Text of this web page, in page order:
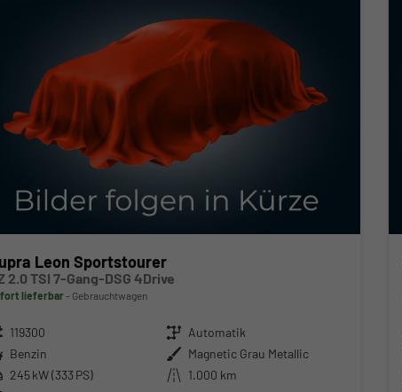
Leon Sportstourer
2.0 TSI 7-Gang-DSG 4Drive
lieferbar Gebrauchtwagen
119300 Getriebe Automatik
Benzin Außenfarbe Magnetic Grau Metallic
245 kW (333 PS) Kilometerstand 1.000 km